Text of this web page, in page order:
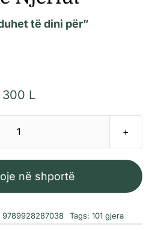
të dini për”
300 L
Sasi
Gjëra
të
në shportë
9789928287038 Tags: 101 gjera